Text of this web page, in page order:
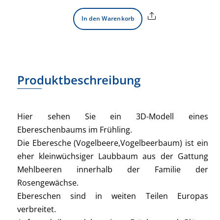
In den Warenkorb Share
Produktbeschreibung
Hier sehen Sie ein 3D-Modell eines
Ebereschenbaums im Frühling.
Die Eberesche (Vogelbeere,Vogelbeerbaum) ist ein
eher kleinwüchsiger Laubbaum aus der Gattung
Mehlbeeren innerhalb der Familie der
Rosengewächse.
Ebereschen sind in weiten Teilen Europas
verbreitet.